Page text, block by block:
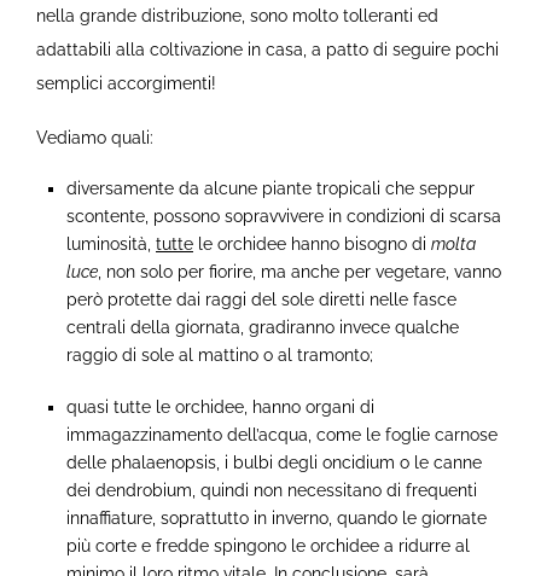
nella grande distribuzione, sono molto tolleranti ed
adattabili alla coltivazione in casa, a patto di seguire pochi
semplici accorgimenti!
Vediamo quali:
diversamente da alcune piante tropicali che seppur
scontente, possono sopravvivere in condizioni di scarsa
luminosità, tutte le orchidee hanno bisogno di molta
luce, non solo per fiorire, ma anche per vegetare, vanno
però protette dai raggi del sole diretti nelle fasce
centrali della giornata, gradiranno invece qualche
raggio di sole al mattino o al tramonto;
quasi tutte le orchidee, hanno organi di
immagazzinamento dell’acqua, come le foglie carnose
delle phalaenopsis, i bulbi degli oncidium o le canne
dei dendrobium, quindi non necessitano di frequenti
innaffiature, soprattutto in inverno, quando le giornate
più corte e fredde spingono le orchidee a ridurre al